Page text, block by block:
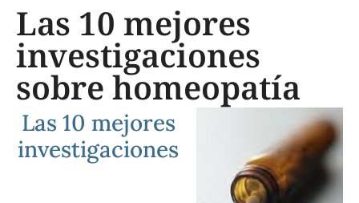
Las 10 mejores
investigaciones
sobre homeopatía
Las 10 mejores
investigaciones